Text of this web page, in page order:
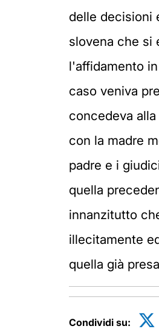
delle decisioni
slovena che si
l'affidamento
caso veniva
concedeva
con la madre
padre e i
quella
innanzitutto
illecitamente
quella già
Condividi su: